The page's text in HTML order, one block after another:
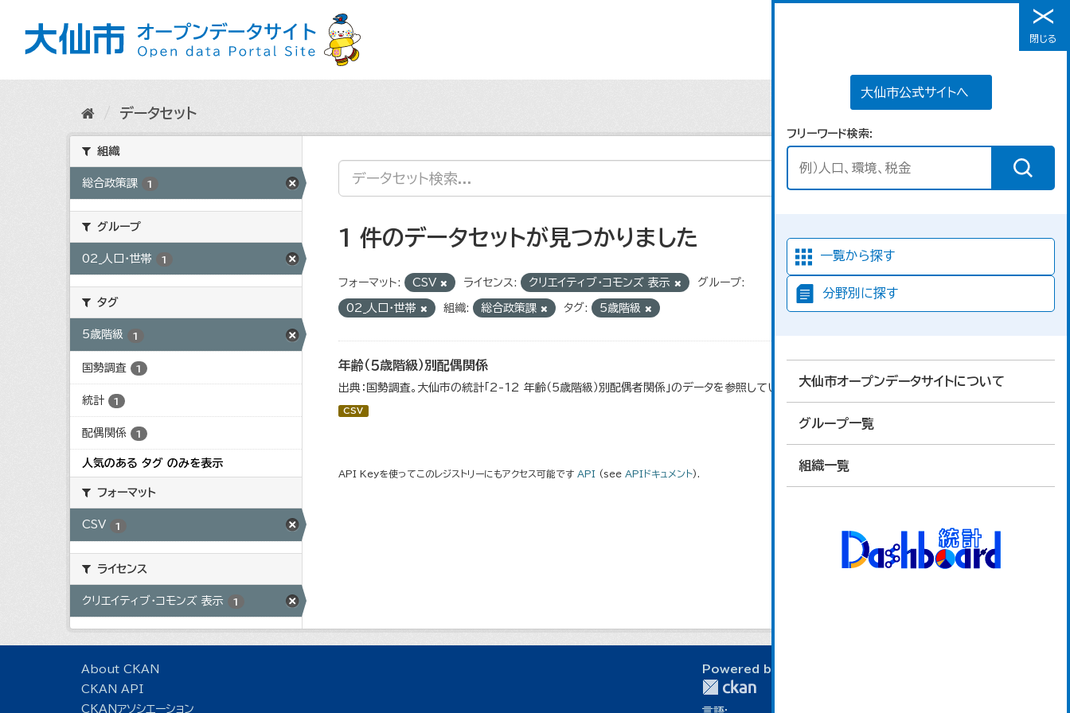
メニュー
大仙市公式サイトへ
フリーワード検索
一覧から探す
分野別に探す
大仙市オープンデータサイトについて
グループ一覧
組織一覧
閉じる
データセット
組織
総合政策課 1
グループ
02_人口・世帯 1
タグ
5歳階級 1
国勢調査 1
統計 1
配偶関係 1
人気のある タグ のみを表示
フォーマット
CSV 1
ライセンス
クリエイティブ・コモンズ 表示 1
1 件のデータセットが見つかりました
フォーマット: CSV ライセンス: クリエイティブ・コモンズ 表示 グループ:
02_人口・世帯 組織: 総合政策課 タグ: 5歳階級
年齢（５歳階級）別配偶関係
出典：国勢調査。大仙市の統計「2-12 年齢（5歳階級）別配偶者関係」のデータを参照しています。
CSV
API Keyを使ってこのレジストリーにもアクセス可能です API (see APIドキュメント).
About CKAN
CKAN API
CKANアソシエーション
Powered by